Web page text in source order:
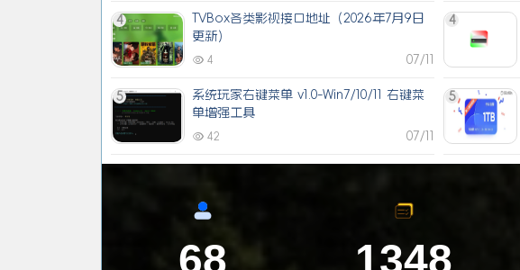
4
TVBox各类影视接口地址（2026年7月9日
更新）
07/11
4
5
系统玩家右键菜单 v1.0-Win7/10/11 右键菜
单增强工具
07/11
42
4
5
68 1348